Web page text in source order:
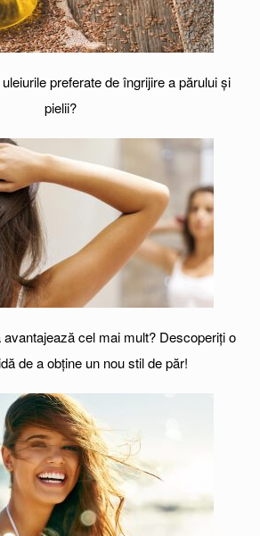
preferate de îngrijire a părului și
pielii?
cel mai mult? Descoperiți o
de a obține un nou stil de păr!